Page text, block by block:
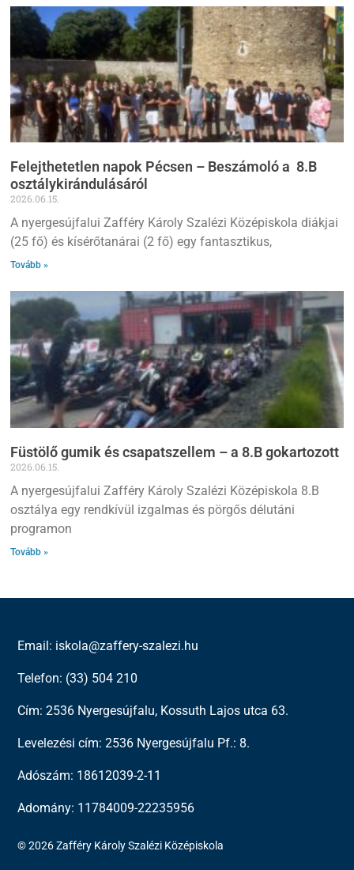
Felejthetetlen napok Pécsen – Beszámoló a 8.B
osztálykirándulásáról
2026.06.15.
A nyergesújfalui Zafféry Károly Szalézi Középiskola diákjai
(25 fő) és kísérőtanárai (2 fő) egy fantasztikus,
Tovább »
Füstölő gumik és csapatszellem – a 8.B gokartozott
2026.06.15.
A nyergesújfalui Zafféry Károly Szalézi Középiskola 8.B
osztálya egy rendkívül izgalmas és pörgős délutáni
programon
Tovább »
Email: iskola@zaffery-szalezi.hu
Telefon: (33) 504 210
Cím: 2536 Nyergesújfalu, Kossuth Lajos utca 63.
Levelezési cím: 2536 Nyergesújfalu Pf.: 8.
Adószám: 18612039-2-11
Adomány: 11784009-22235956
© 2026 Zafféry Károly Szalézi Középiskola